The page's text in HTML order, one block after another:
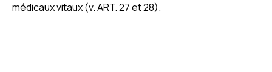
médicaux vitaux (v. ART. 27 et 28).